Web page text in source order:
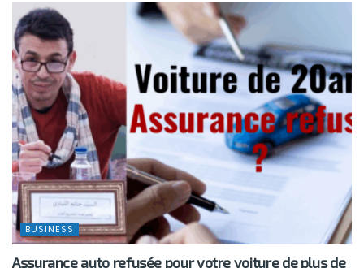
BUSINESS
Assurance auto refusée pour votre voiture de plus de